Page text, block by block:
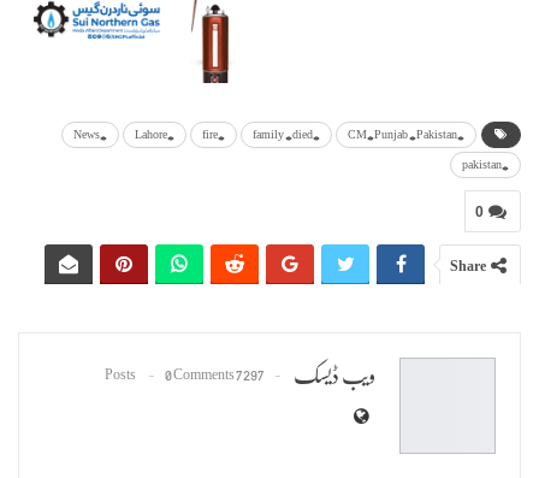
0
Share
ویب ڈیسک 7297 Posts
0 Comments